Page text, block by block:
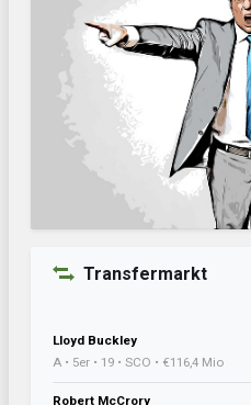
Transfermarkt
Lloyd Buckley
A • 5er • 19 • SCO • €116,4 Mio
Robert McCrory